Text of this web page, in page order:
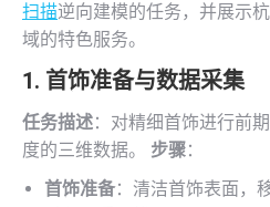
扫描逆向建模的任务，并展示
域的特色服务。
1. 首饰准备与数据采集
任务描述：对精细首饰进行前
度的三维数据。 步骤：
首饰准备：清洁首饰表面，